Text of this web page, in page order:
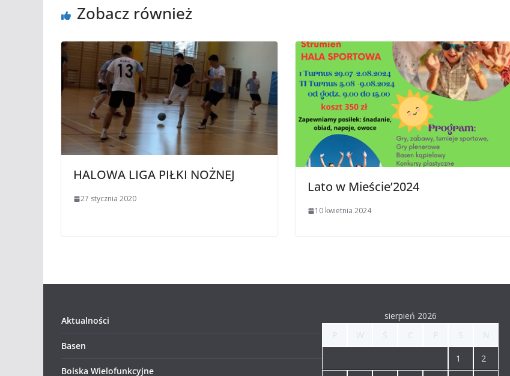
Zobacz również
HALOWA LIGA PIŁKI NOŻNEJ
27 stycznia 2020
Lato w Mieście’2024
10 kwietnia 2024
Aktualności
Basen
Boiska Wielofunkcyjne
sierpień 2026
1 2